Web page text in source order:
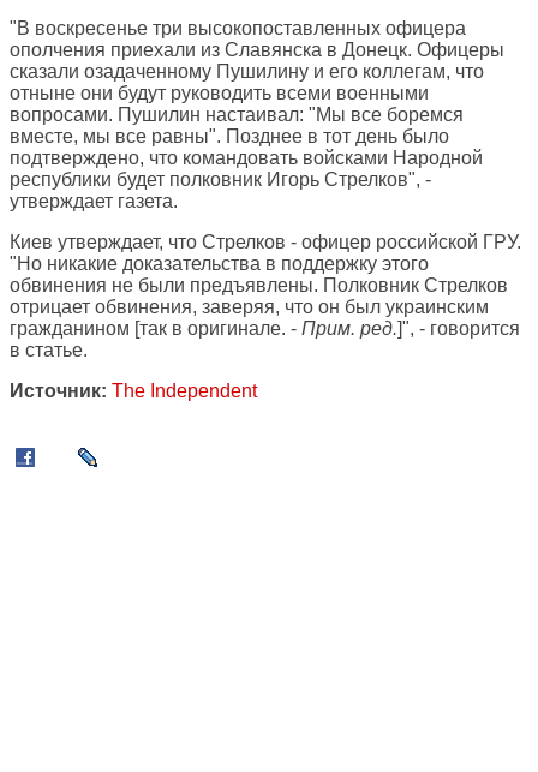
"В воскресенье три высокопоставленных офицера
ополчения приехали из Славянска в Донецк. Офицеры
сказали озадаченному Пушилину и его коллегам, что
отныне они будут руководить всеми военными
вопросами. Пушилин настаивал: "Мы все боремся
вместе, мы все равны". Позднее в тот день было
подтверждено, что командовать войсками Народной
республики будет полковник Игорь Стрелков", -
утверждает газета.
Киев утверждает, что Стрелков - офицер российской ГРУ.
"Но никакие доказательства в поддержку этого
обвинения не были предъявлены. Полковник Стрелков
отрицает обвинения, заверяя, что он был украинским
гражданином [так в оригинале. - Прим. ред.]", - говорится
в статье.
Источник: The Independent